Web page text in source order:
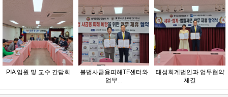
PIA 임원 및 교수 간담회
불법사금융피해TF센터와
업무...
태성회계법인과 업무협약
체결